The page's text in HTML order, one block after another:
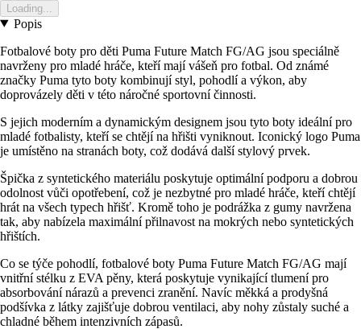
Loading...
Popis
Fotbalové boty pro děti Puma Future Match FG/AG jsou speciálně
navrženy pro mladé hráče, kteří mají vášeň pro fotbal. Od známé
značky Puma tyto boty kombinují styl, pohodlí a výkon, aby
doprovázely děti v této náročné sportovní činnosti.
S jejich moderním a dynamickým designem jsou tyto boty ideální pro
mladé fotbalisty, kteří se chtějí na hřišti vyniknout. Iconický logo Puma
je umístěno na stranách boty, což dodává další stylový prvek.
Špička z syntetického materiálu poskytuje optimální podporu a dobrou
odolnost vůči opotřebení, což je nezbytné pro mladé hráče, kteří chtějí
hrát na všech typech hřišť. Kromě toho je podrážka z gumy navržena
tak, aby nabízela maximální přilnavost na mokrých nebo syntetických
hřištích.
Co se týče pohodlí, fotbalové boty Puma Future Match FG/AG mají
vnitřní stélku z EVA pěny, která poskytuje vynikající tlumení pro
absorbování nárazů a prevenci zranění. Navíc měkká a prodyšná
podšívka z látky zajišťuje dobrou ventilaci, aby nohy zůstaly suché a
chladné během intenzivních zápasů.